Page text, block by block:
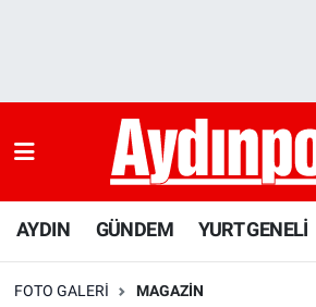
AYDIN GÜNDEM YURT GENELİ
FOTO GALERI MAGAZIN
GÜNDEM
Aydın Hava Durumu